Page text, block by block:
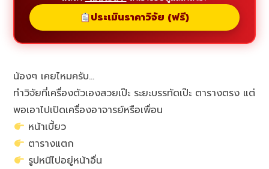
ประเมินราคาวิจัย (ฟรี)
น้องๆ เคยไหมครับ…
ทำวิจัยที่เครื่องตัวเองสวยเป๊ะ ระยะบรรทัดเป๊ะ ตารางตรง แต่
พอเอาไปเปิดเครื่องอาจารย์หรือเพื่อน
หน้าเบี้ยว
ตารางแตก
รูปหนีไปอยู่หน้าอื่น